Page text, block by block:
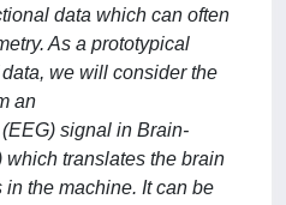
data which can often
As a prototypical
we will consider the
an
signal in Brain-
which translates the brain
the machine. It can be